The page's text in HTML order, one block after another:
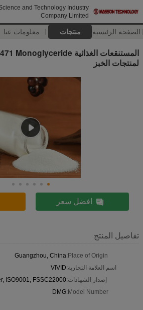
and Technology Industry
Company Limited
الصفحة الرئيسية منتجات معلومات عنا
لمنتجات الخبز
افضل سعر
تفاصيل المنتج
Place of Origin:
Guangzhou, China
اسم العلامة التجارية:VIVID
إصدار الشهادات:ISO9001, FSSC22000
Model Number:
DMG